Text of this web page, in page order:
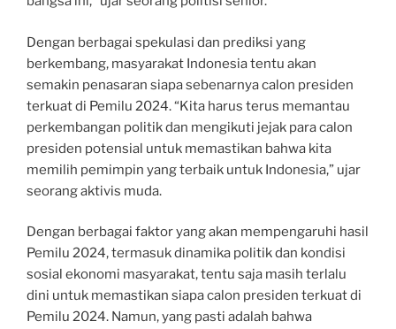
Dengan berbagai spekulasi dan prediksi yang
berkembang, masyarakat Indonesia tentu akan
semakin penasaran siapa sebenarnya calon presiden
terkuat di Pemilu 2024. “Kita harus terus memantau
perkembangan politik dan mengikuti jejak para calon
presiden potensial untuk memastikan bahwa kita
memilih pemimpin yang terbaik untuk Indonesia,” ujar
seorang aktivis muda.
Dengan berbagai faktor yang akan mempengaruhi hasil
Pemilu 2024, termasuk dinamika politik dan kondisi
sosial ekonomi masyarakat, tentu saja masih terlalu
dini untuk memastikan siapa calon presiden terkuat di
Pemilu 2024. Namun, yang pasti adalah bahwa